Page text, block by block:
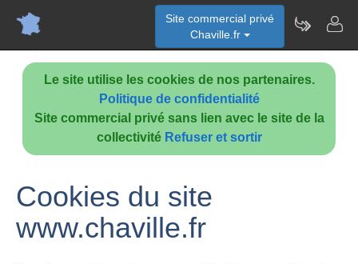
Le site utilise les cookies de nos partenaires.
Politique de confidentialité
Site commercial privé sans lien avec le site de la
collectivité Refuser et sortir
Site commercial privé
Chaville.fr
Cookies du site
www.chaville.fr